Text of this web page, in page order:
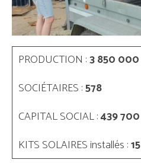
PRODUCTION :3 850 000
SOCIÉTAIRES :578
CAPITAL SOCIAL :439 700
KITS SOLAIRES installés :15